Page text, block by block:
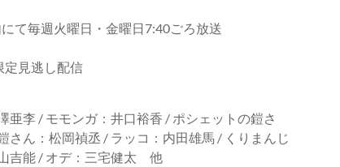
て毎週火曜日・金曜日7:40ごろ放送
定見逃し配信
李 / モモンガ：井口裕香 / ポシェットの鎧さ
さん：松岡禎丞 / ラッコ：内田雄馬 / くりまんじ
吉能 / オデ：三宅健太 他